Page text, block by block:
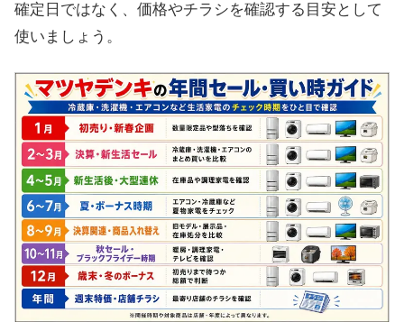
確定日ではなく、価格やチラシを確認する目安として
使いましょう。